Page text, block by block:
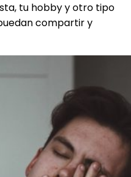
tu hobby y otro tipo
compartir y